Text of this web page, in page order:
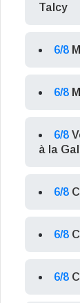
Talcy
6/8
6/8
6/8
à la
6/8
6/8
6/8